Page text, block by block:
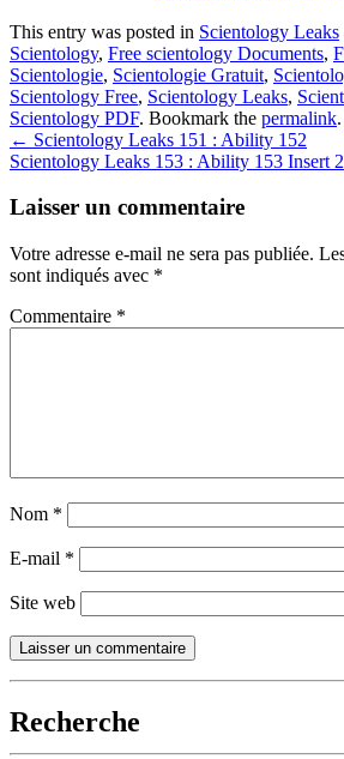
This entry was posted in Scientology Leaks
Scientology, Free scientology Documents,
Scientologie, Scientologie Gratuit,
Scientology Free, Scientology Leaks,
Scientology PDF. Bookmark the permalink.
Post
navigation
← Scientology Leaks 151 : Ability 152
Scientology Leaks 153 : Ability 153 Insert 2
Laisser un commentaire
Votre adresse e-mail ne sera pas publiée.
sont indiqués avec *
Commentaire *
Nom *
E-mail *
Site web
Recherche